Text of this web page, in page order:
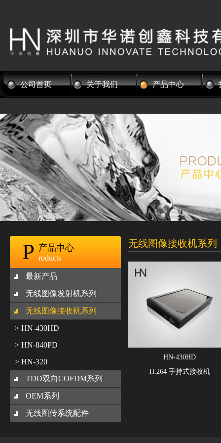
公司首页 关于我们 产品中心
P 产品中心
roducts
最新产品
无线图像发射机系列
无线图像接收机系列
> HN-430HD
> HN-840PD
> HN-320
TDD双向COFDM系列
OEM系列
无线图传系统配件
无线图像接收机系列
HN-430HD
H.264 手持式接收机